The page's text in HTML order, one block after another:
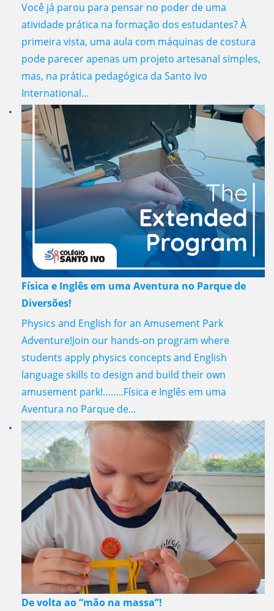
Você já parou para pensar no poder de uma
atividade prática na formação dos estudantes? À
primeira vista, uma aula com máquinas de costura
pode parecer apenas um projeto artesanal simples,
mas, na prática pedagógica da Santo Ivo
International...
Física e Inglês em uma Aventura no Parque de
Diversões!
Physics and English for an Amusement Park
Adventure!Join our hands-on program where
students apply physics concepts and English
language skills to design and build their own
amusement park!……..Física e Inglês em uma
Aventura no Parque de...
De volta ao “mão na massa”!